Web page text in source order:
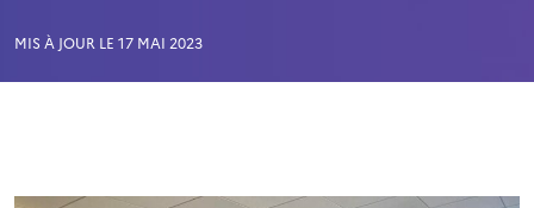
MIS À JOUR LE 17 MAI 2023